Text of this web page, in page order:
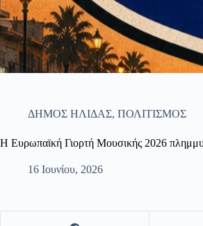
ΔΗΜΟΣ ΗΛΙΔΑΣ, ΠΟΛΙΤΙΣΜΟΣ
Η Ευρωπαϊκή Γιορτή Μουσικής 2026
16 Ιουνίου, 2026